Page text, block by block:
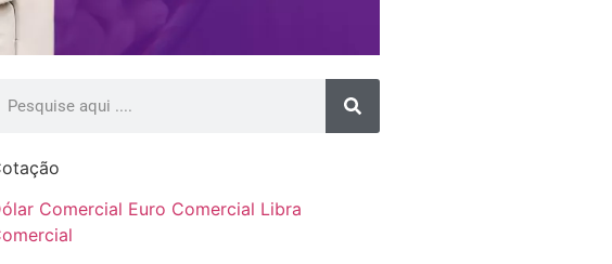
Comercial Euro Comercial Libra